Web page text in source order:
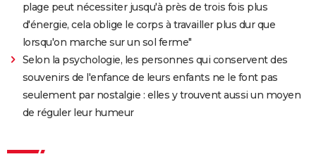
plage peut nécessiter jusqu'à près de trois fois plus
d'énergie, cela oblige le corps à travailler plus dur que
lorsqu'on marche sur un sol ferme"
Selon la psychologie, les personnes qui conservent des
souvenirs de l'enfance de leurs enfants ne le font pas
seulement par nostalgie : elles y trouvent aussi un moyen
de réguler leur humeur